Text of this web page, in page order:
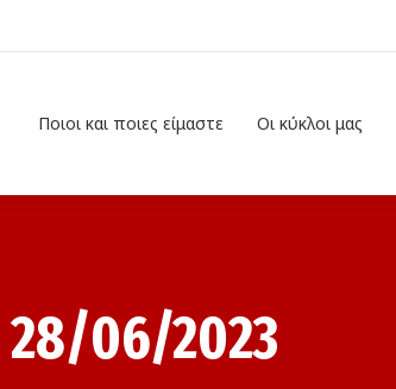
Ποιοι και ποιες είμαστε Οι κύκλοι μας
28/06/2023